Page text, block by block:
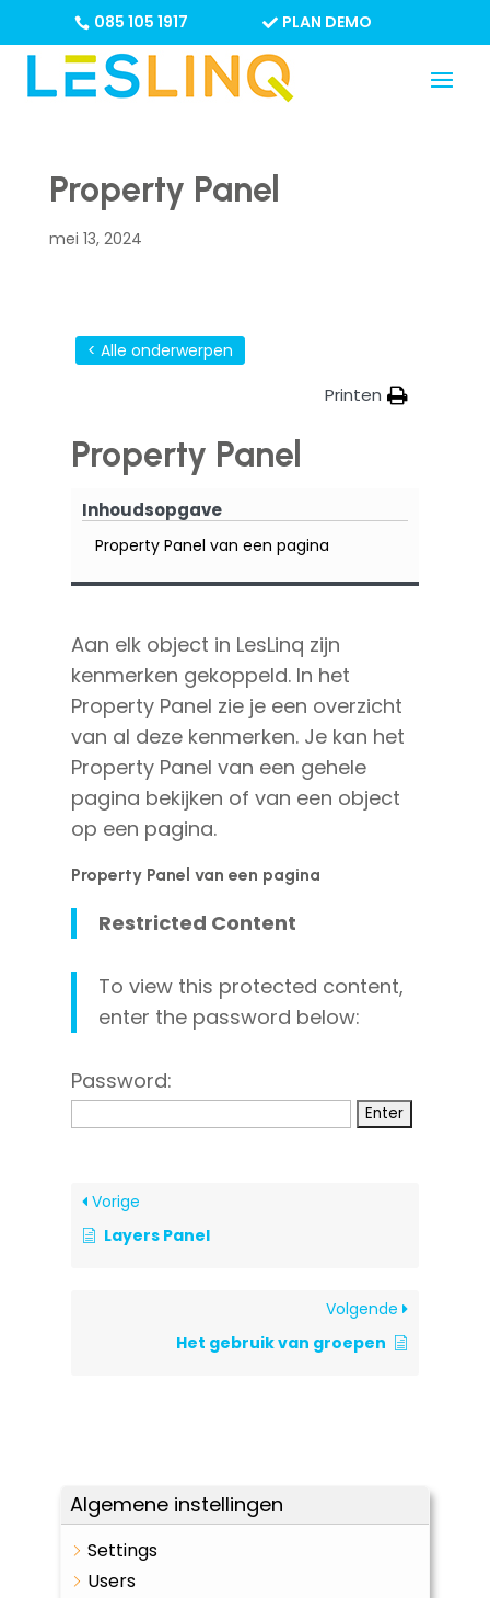
085 105 1917 PLAN DEMO
Property Panel
mei 13, 2024
Algemene instellingen
Settings
Users
< Alle onderwerpen
Printen
Property Panel
Inhoudsopgave
Property Panel van een pagina
Aan elk object in LesLinq zijn
kenmerken gekoppeld. In het
Property Panel zie je een overzicht
van al deze kenmerken. Je kan het
Property Panel van een gehele
pagina bekijken of van een object
op een pagina.
Property Panel van een pagina
Restricted Content
To view this protected content,
enter the password below:
Password:
Vorige
Layers Panel
Volgende
Het gebruik van groepen